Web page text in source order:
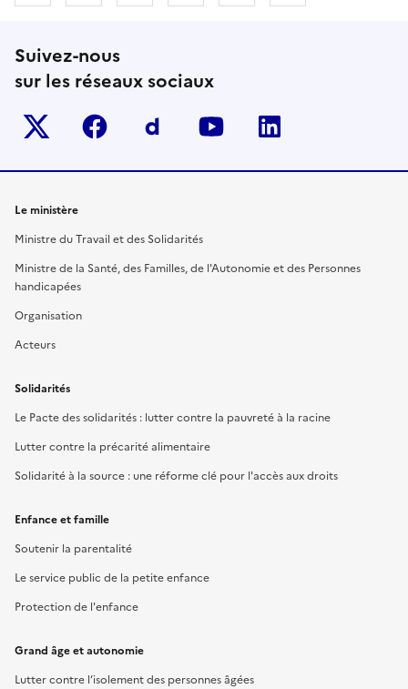
Suivez-nous
sur les réseaux sociaux
Twitter-x facebook Dailymotion
youtube
Le ministère
Ministre du Travail et des Solidarités
Ministre de la Santé, des Familles, de l'Autonomie et des Personnes
handicapées
Organisation
Acteurs
Solidarités
Le Pacte des solidarités : lutter contre la pauvreté à la racine
Lutter contre la précarité alimentaire
Solidarité à la source : une réforme clé pour l'accès aux droits
Enfance et famille
Soutenir la parentalité
Le service public de la petite enfance
Protection de l'enfance
Grand âge et autonomie
Lutter contre l’isolement des personnes âgées